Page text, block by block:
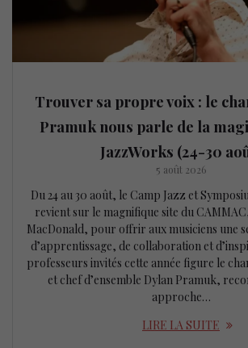
Trouver sa propre voix : le
Pramuk nous parle de la
JazzWorks (24-30
5 août 2026
Du 24 au 30 août, le Camp Jazz et
revient sur le magnifique site du
MacDonald, pour offrir aux musiciens une
d’apprentissage, de collaboration et
professeurs invités cette année figure le
et chef d’ensemble Dylan Pramuk,
approche…
LIRE LA SUITE